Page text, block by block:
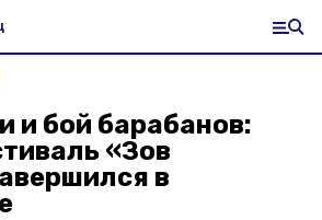
и бой барабанов:
«Зов
в